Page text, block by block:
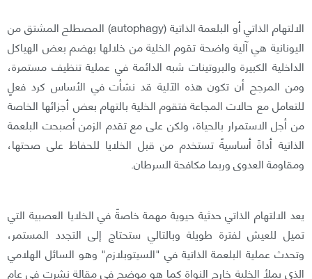
الالتهام الذاتي أو البلعمة الذاتية (autophagy) المصطلح المشتق من
اليونانية هي آلية واضحة تقوم الخلية من خلالها بهضم بعض الهياكل
الداخلية الكبيرة والبروتينات شبه الدائمة في عملية تنظيف مستمرة،
ومن المرجح أن تكون هذه الآلية قد نشأت في الأساس كرد فعلٍ
للتعامل مع حالات المجاعة فتقوم الخلية بالتهام بعض أجزائها الخاصة
من أجل الاستمرار بالحياة، ولكن على مع تقدم الزمن أصبحت البلعمة
الذاتية أداةً أساسيةً تستخدم من قبل الخلايا للحفاظ على صحتها،
ومقاومة العدوى وربما مكافحة السرطان.
يعد الالتهام الذاتي حدثية حيوية مهمة خاصةً في الخلايا العصبية التي
تميل للعيش لفترة طويلة وبالتالي ستحتاج إلى التجدد المستمر،
وتحدث عملية البلعمة الذاتية في "السيتوبلازم" وهو السائل الهلامي
الذي يملأ الخلية خارج النواة كما هو موضح في مقالة نشرت في عام